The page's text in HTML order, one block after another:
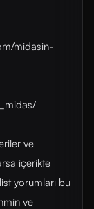
midasin-
ve
içerikte
yorumları bu
ve